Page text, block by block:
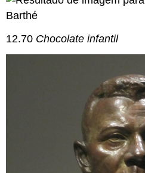
12.70 Chocolate infantil